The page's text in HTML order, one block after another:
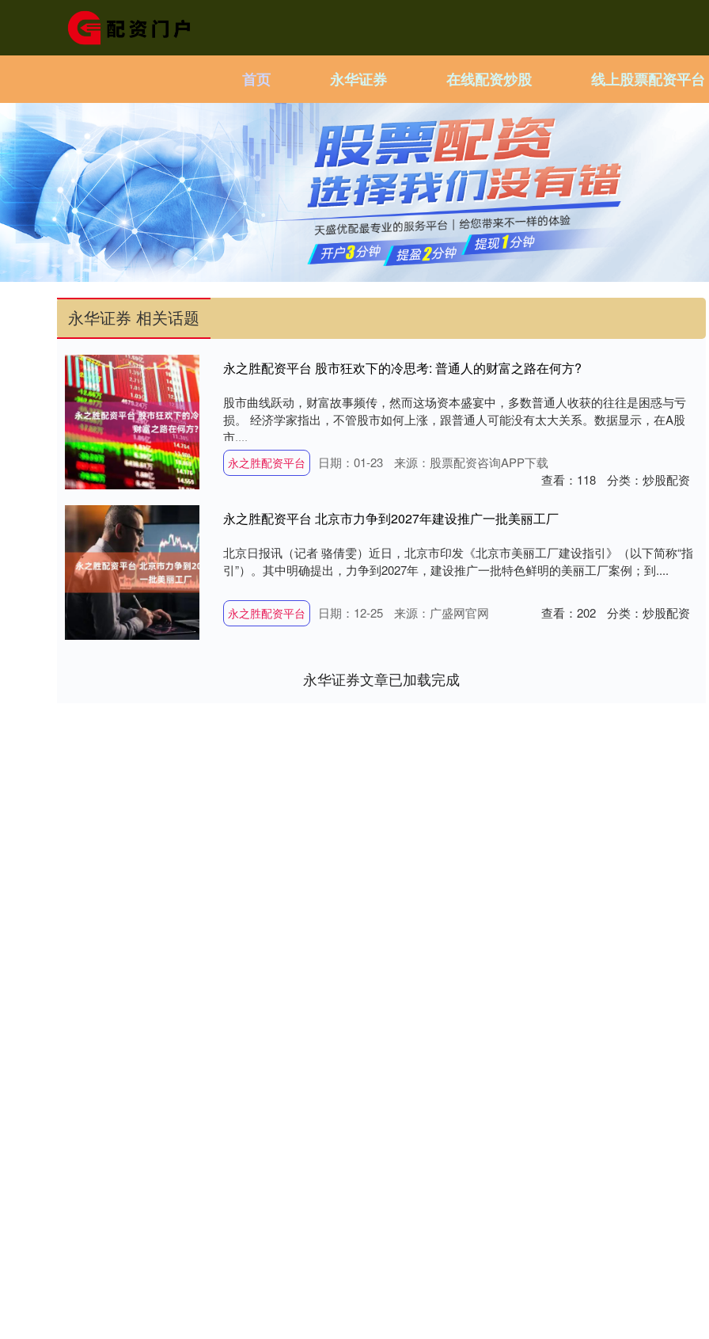
首页 永华证券 在线配资炒股 线上股票配资平台
永华证券 相关话题
永之胜配资平台 股市狂欢下的冷思考: 普通人的财富之路在何方?
股市曲线跃动，财富故事频传，然而这场资本盛宴中，多数普通人收获的往往是困惑与亏
损。 经济学家指出，不管股市如何上涨，跟普通人可能没有太大关系。数据显示，在A股
市....
永之胜配资平台 日期：01-23
来源：股票配资咨询APP下载
查看： 118 分类： 炒股配资
永之胜配资平台 北京市力争到2027年建设推广一批美丽工厂
北京日报讯（记者 骆倩雯）近日，北京市印发《北京市美丽工厂建设指引》（以下简称“指
引”）。其中明确提出，力争到2027年，建设推广一批特色鲜明的美丽工厂案例；到....
永之胜配资平台 日期：12-25 来源：广盛网官网 查看： 202 分类： 炒股配资
永华证券文章已加载完成